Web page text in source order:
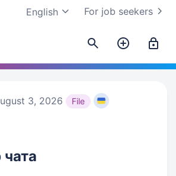
For job seekers
English
3, 2026 File